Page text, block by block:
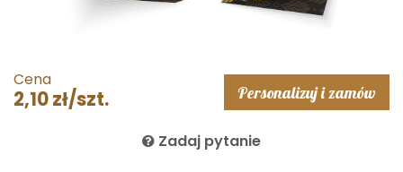
Cena
2,10 zł/szt. Personalizuj i zamów
Zadaj pytanie